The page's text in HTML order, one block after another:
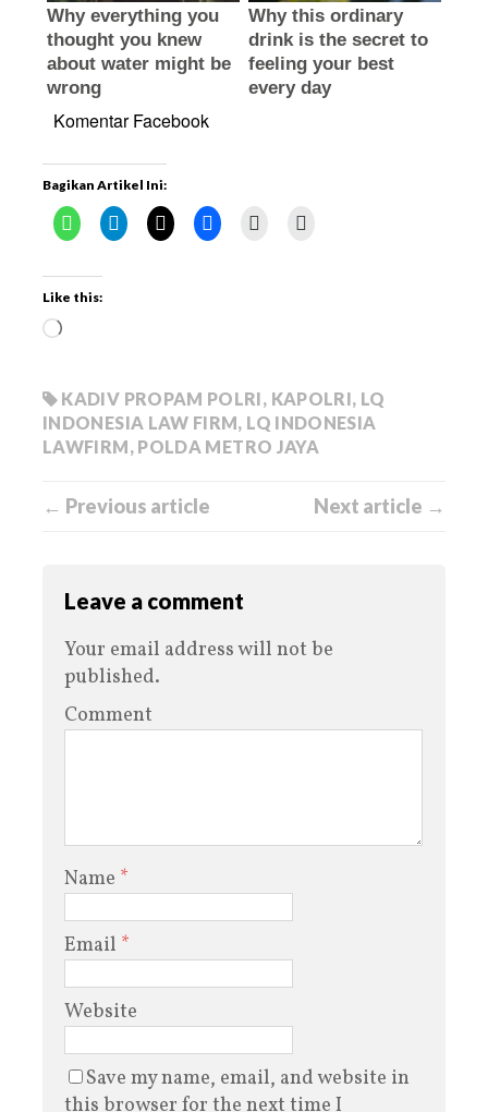
Komentar Facebook
Bagikan Artikel Ini:
Like this:
KADIV PROPAM POLRI, KAPOLRI, LQ
INDONESIA LAW FIRM, LQ INDONESIA
LAWFIRM, POLDA METRO JAYA
← Previous article Next article →
Leave a comment
Your email address will not be
published.
Comment
Name *
Email *
Website
Save my name, email, and website in
this browser for the next time I